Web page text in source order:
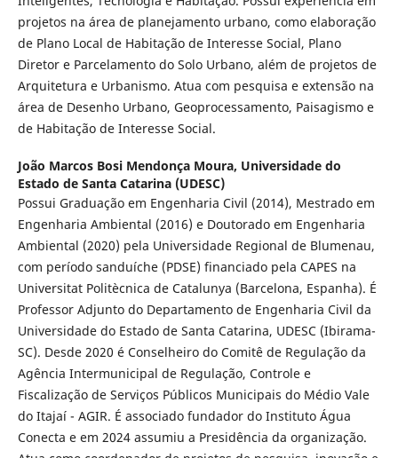
projetos na área de planejamento urbano, como elaboração
de Plano Local de Habitação de Interesse Social, Plano
Diretor e Parcelamento do Solo Urbano, além de projetos de
Arquitetura e Urbanismo. Atua com pesquisa e extensão na
área de Desenho Urbano, Geoprocessamento, Paisagismo e
de Habitação de Interesse Social.
João Marcos Bosi Mendonça Moura, Universidade do
Estado de Santa Catarina (UDESC)
Possui Graduação em Engenharia Civil (2014), Mestrado em
Engenharia Ambiental (2016) e Doutorado em Engenharia
Ambiental (2020) pela Universidade Regional de Blumenau,
com período sanduíche (PDSE) financiado pela CAPES na
Universitat Politècnica de Catalunya (Barcelona, Espanha). É
Professor Adjunto do Departamento de Engenharia Civil da
Universidade do Estado de Santa Catarina, UDESC (Ibirama-
SC). Desde 2020 é Conselheiro do Comitê de Regulação da
Agência Intermunicipal de Regulação, Controle e
Fiscalização de Serviços Públicos Municipais do Médio Vale
do Itajaí - AGIR. É associado fundador do Instituto Água
Conecta e em 2024 assumiu a Presidência da organização.